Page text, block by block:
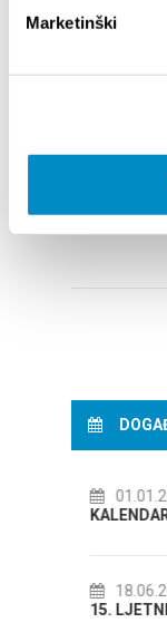
Marketinški
STUPA NA
SPLITA
GLAZBE 2026